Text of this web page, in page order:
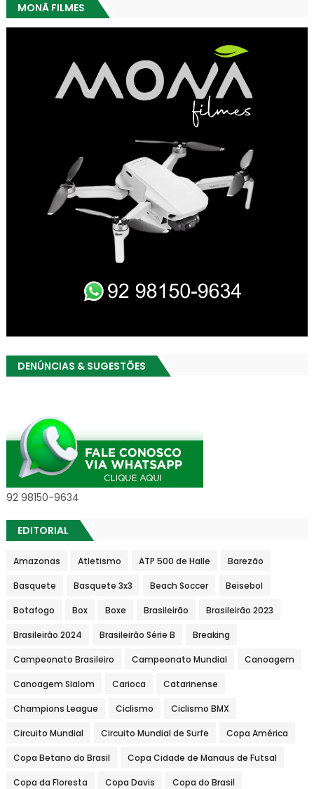
MONÃ FILMES
DENÚNCIAS & SUGESTÕES
92 98150-9634
EDITORIAL
Amazonas Atletismo ATP 500 de Halle Barezão
Basquete Basquete 3x3 Beach Soccer Beisebol
Botafogo Box Boxe Brasileirão Brasileirão 2023
Brasileirão 2024 Brasileirão Série B Breaking
Campeonato Brasileiro Campeonato Mundial Canoagem
Canoagem Slalom Carioca Catarinense
Champions League Ciclismo Ciclismo BMX
Circuito Mundial Circuito Mundial de Surfe Copa América
Copa Betano do Brasil Copa Cidade de Manaus de Futsal
Copa da Floresta Copa Davis Copa do Brasil